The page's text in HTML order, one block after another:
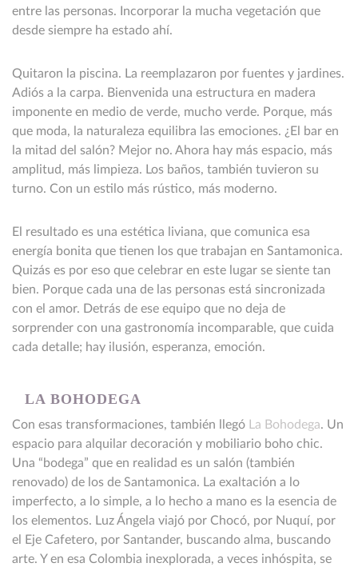
entre las personas. Incorporar la mucha vegetación que
desde siempre ha estado ahí.
Quitaron la piscina. La reemplazaron por fuentes y jardines.
Adiós a la carpa. Bienvenida una estructura en madera
imponente en medio de verde, mucho verde. Porque, más
que moda, la naturaleza equilibra las emociones. ¿El bar en
la mitad del salón? Mejor no. Ahora hay más espacio, más
amplitud, más limpieza. Los baños, también tuvieron su
turno. Con un estilo más rústico, más moderno.
El resultado es una estética liviana, que comunica esa
energía bonita que tienen los que trabajan en Santamonica.
Quizás es por eso que celebrar en este lugar se siente tan
bien. Porque cada una de las personas está sincronizada
con el amor. Detrás de ese equipo que no deja de
sorprender con una gastronomía incomparable, que cuida
cada detalle; hay ilusión, esperanza, emoción.
LA BOHODEGA
Con esas transformaciones, también llegó La Bohodega. Un
espacio para alquilar decoración y mobiliario boho chic.
Una “bodega” que en realidad es un salón (también
renovado) de los de Santamonica. La exaltación a lo
imperfecto, a lo simple, a lo hecho a mano es la esencia de
los elementos. Luz Ángela viajó por Chocó, por Nuquí, por
el Eje Cafetero, por Santander, buscando alma, buscando
arte. Y en esa Colombia inexplorada, a veces inhóspita, se